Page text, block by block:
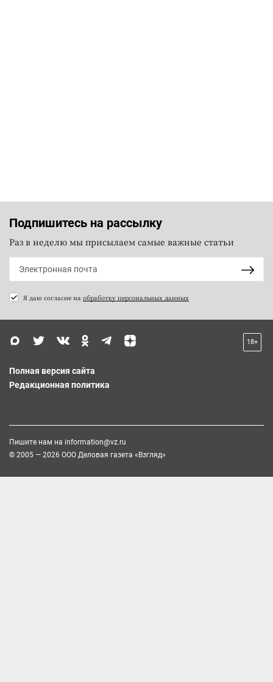
Подпишитесь на рассылку
Раз в неделю мы присылаем самые важные статьи
Я даю согласие на обработку персональных данных
18+
Полная версия сайта
Редакционная политика
Пишите нам на information@vz.ru
© 2005 — 2026 ООО Деловая газета «Взгляд»